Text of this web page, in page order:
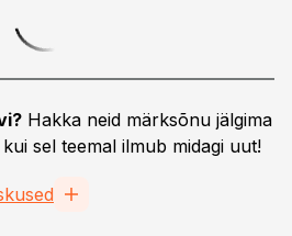
Hakka neid märksõnu jälgima
sel teemal ilmub midagi uut!